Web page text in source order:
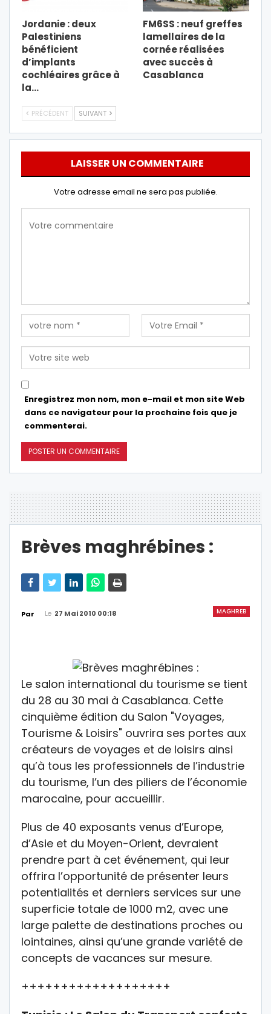
Jordanie : deux
Palestiniens
bénéficient
d’implants
cochléaires grâce à
la…
FM6SS : neuf greffes
lamellaires de la
cornée réalisées
avec succès à
Casablanca
PRÉCÉDENT SUIVANT
LAISSER UN COMMENTAIRE
Votre adresse email ne sera pas publiée.
Enregistrez mon nom, mon e-mail et mon site Web
dans ce navigateur pour la prochaine fois que je
commenterai.
Brèves maghrébines :
MAGHREB
Par Le 27 Mai 2010 00:18
Le salon international du tourisme se tient
du 28 au 30 mai à Casablanca. Cette
cinquième édition du Salon "Voyages,
Tourisme & Loisirs" ouvrira ses portes aux
créateurs de voyages et de loisirs ainsi
qu’à tous les professionnels de l’industrie
du tourisme, l’un des piliers de l’économie
marocaine, pour accueillir.
Plus de 40 exposants venus d’Europe,
d’Asie et du Moyen-Orient, devraient
prendre part à cet événement, qui leur
offrira l’opportunité de présenter leurs
potentialités et derniers services sur une
superficie totale de 1000 m2, avec une
large palette de destinations proches ou
lointaines, ainsi qu’une grande variété de
concepts de vacances sur mesure.
+++++++++++++++++++